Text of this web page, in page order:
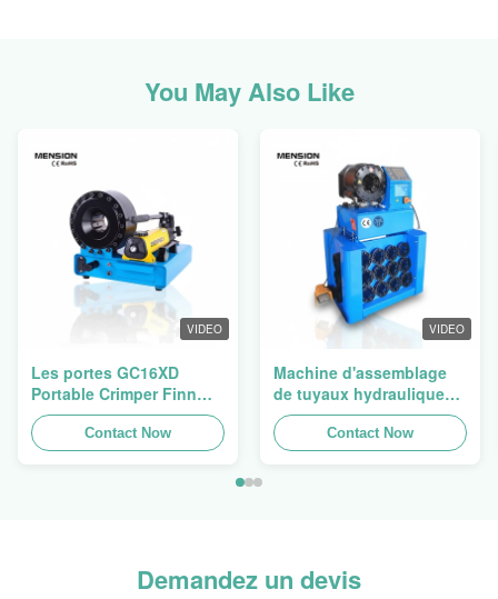
You May Also Like
VIDEO
Les portes GC16XD
Portable Crimper Finn
Power P16HP manuel
Crimper câble
hydraulique à vendre
Contact Now
VIDEO
Machine d'assemblage
de tuyaux hydrauliques,
machine de crimpage de
tuyaux, presse de tuyaux
Finn Power Swager
Contact Now
Demandez un devis